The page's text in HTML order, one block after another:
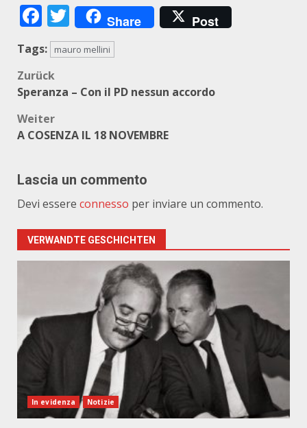
Facebook
Twitter
Share Post
Tags: mauro mellini
Beitragsnavigation
Zurück
Speranza – Con il PD nessun accordo
Weiter
A COSENZA IL 18 NOVEMBRE
Lascia un commento
Devi essere connesso per inviare un commento.
VERWANDTE GESCHICHTEN
In evidenza Notizie